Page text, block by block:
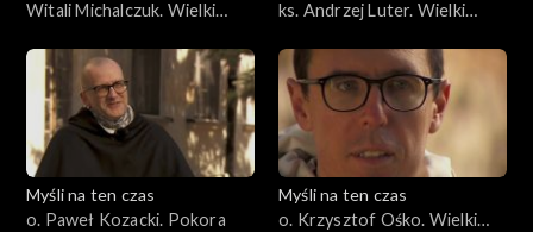
Witali Michalczuk. Wielki
ks. Andrzej Luter. Wielki
Myśli na ten czas
o. Paweł Kozacki. Pokora
Myśli na ten czas
o. Krzysztof Ośko. Wielki